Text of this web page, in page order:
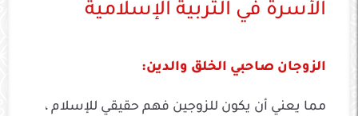
الأسرة في التربية الإسلامية
الزوجان صاحبي الخلق والدين:
مما يعني أن يكون للزوجين فهم حقيقي للإسلام ،